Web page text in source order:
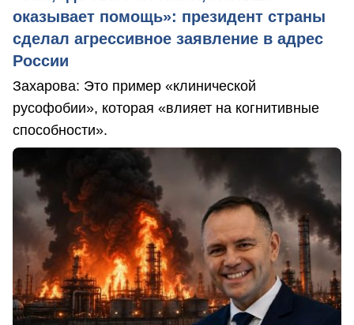
оказывает помощь»: президент страны
сделал агрессивное заявление в адрес
России
Захарова: Это пример «клинической
русофобии», которая «влияет на когнитивные
способности».